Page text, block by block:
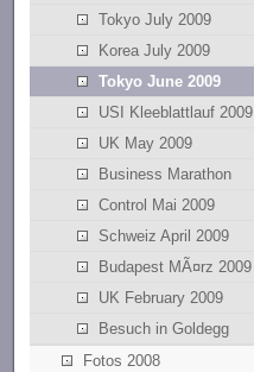
Tokyo July 2009
Korea July 2009
Tokyo June 2009
USI Kleeblattlauf 2009
UK May 2009
Business Marathon
Control Mai 2009
Schweiz April 2009
Budapest MÃ¤rz 2009
UK February 2009
Besuch in Goldegg
Fotos 2008